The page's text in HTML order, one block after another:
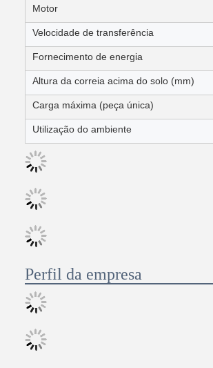
Motor
Velocidade de transferência
Fornecimento de energia
Altura da correia acima do solo (mm)
Carga máxima (peça única)
Utilização do ambiente
Perfil da empresa